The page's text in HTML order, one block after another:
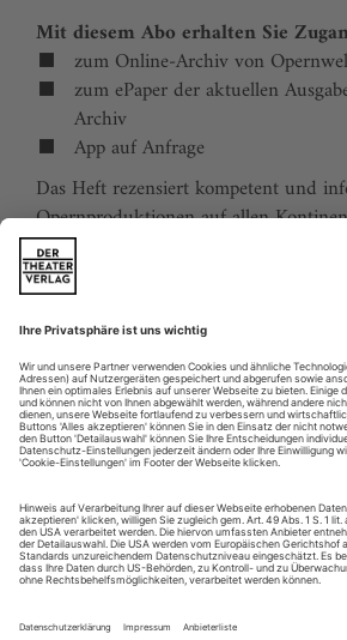
Mit diesem Abo erhalten Sie
zum Online-Archiv von
zum ePaper der aktuellen
Archiv
App auf Anfrage
Das Heft rezensiert kompetent und
Opernproduktionen auf allen
zeigt die Welt hinter der Bühne,
verfolgt die Kulturpolitik. Große
behandeln die Geschichte der Oper,
Komponisten und die interessantesten
internationalen Musiklebens. Die
animiert zu Opernreisen in alle Welt.
Sie erhalten Zugang zum Online-
und können sowohl das aktuelle
ePaper-Archiv über Ihren Account auf
theaterverlag.de einsehen. Zugang
Das Abonnement hat eine Laufzeit
verlängert sich jeweils um einen
es nicht vom Kunden auf der Seite
Bestellungen“ auf www.der-